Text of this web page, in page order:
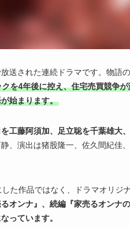
送された連続ドラマです。物語
を4年後に控え、住宅売買競争
始まります。
工藤阿須加、足立聡を千葉雄大
、演出は猪股隆一、佐久間紀佳
た作品ではなく、ドラマオリジ
オンナ』、続編『家売るオンナ
っています。